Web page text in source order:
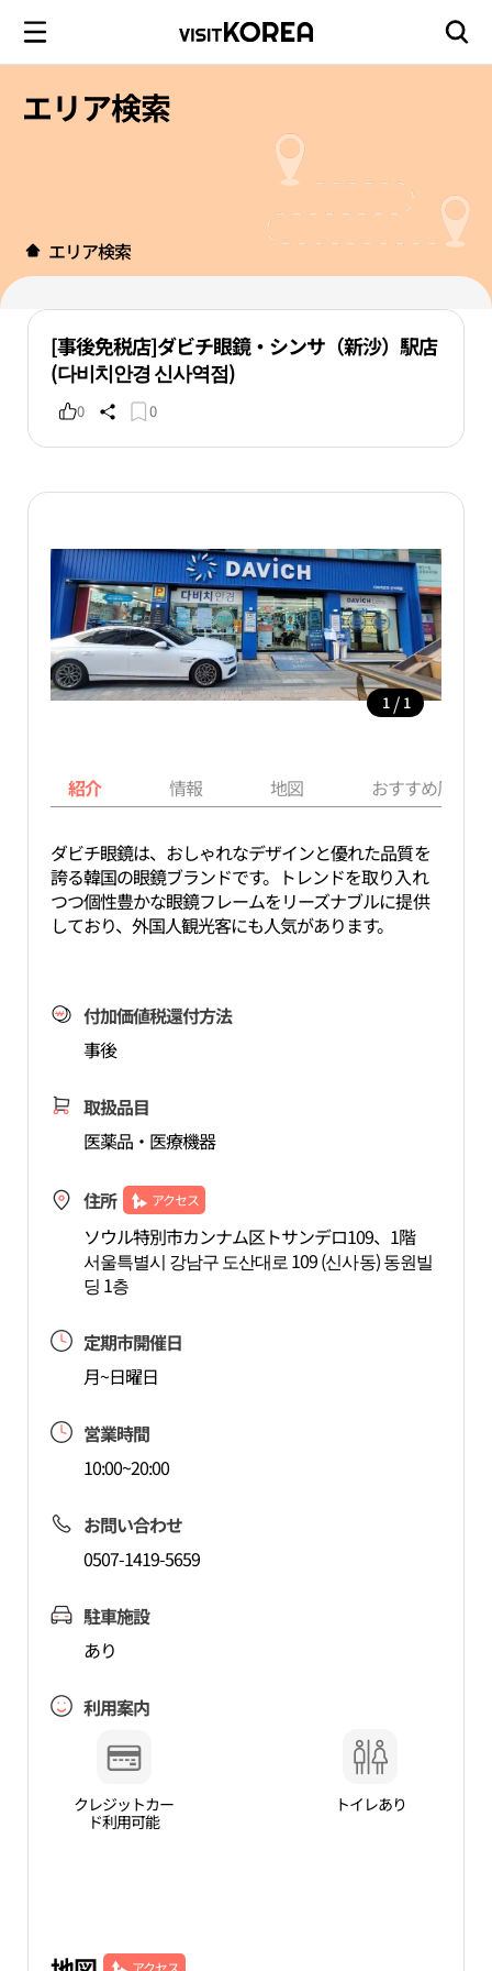
エリア検索
エリア検索
[事後免税店]ダビチ眼鏡・シンサ（新沙）駅店
(다비치안경 신사역점)
0 0
1 / 1
紹介 情報 地図 おすすめ周辺
ダビチ眼鏡は、おしゃれなデザインと優れた品質を
誇る韓国の眼鏡ブランドです。トレンドを取り入れ
つつ個性豊かな眼鏡フレームをリーズナブルに提供
しており、外国人観光客にも人気があります。
付加価値税還付方法
事後
取扱品目
医薬品・医療機器
住所 アクセス
ソウル特別市カンナム区トサンデロ109、1階
서울특별시 강남구 도산대로 109 (신사동) 동원빌
딩 1층
定期市開催日
月~日曜日
営業時間
10:00~20:00
お問い合わせ
0507-1419-5659
駐車施設
あり
利用案内
クレジットカー
ド利用可能
トイレあり
アクセス